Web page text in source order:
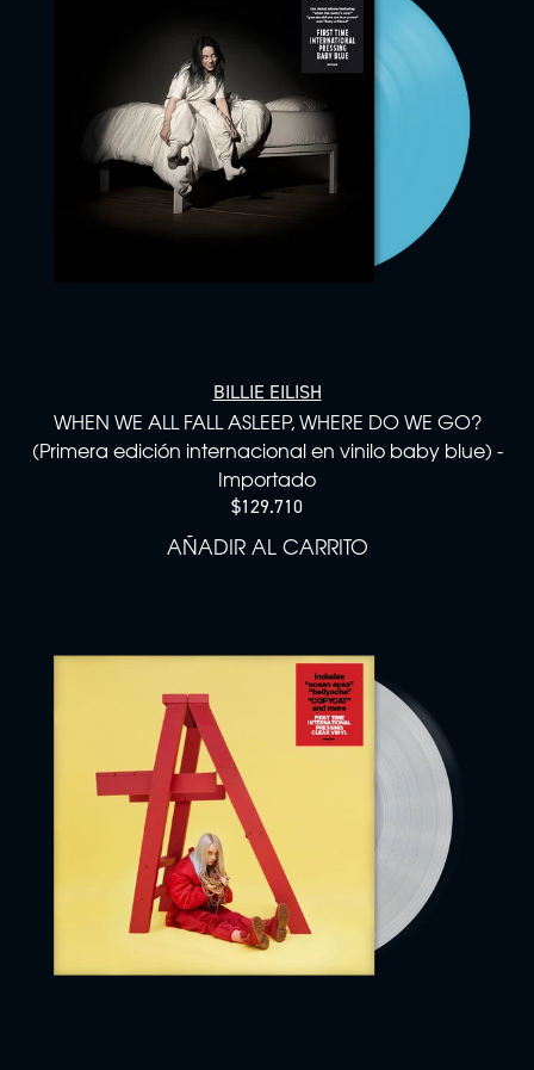
BILLIE EILISH
WHEN WE ALL FALL ASLEEP, WHERE DO WE GO?
(Primera edición internacional en vinilo baby blue) -
Importado
$129.710
AÑADIR WHEN WE ALL
AÑADIR AL CARRITO